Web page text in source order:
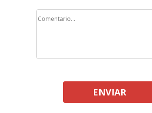
ENVIAR